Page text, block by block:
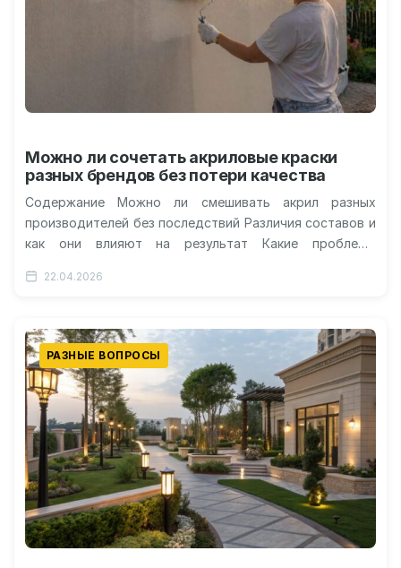
Можно ли сочетать акриловые краски
разных брендов без потери качества
Содержание Можно ли смешивать акрил разных
производителей без последствий Различия составов и
как они влияют на результат Какие проблемы
визуальные…
22.04.2026
РАЗНЫЕ ВОПРОСЫ